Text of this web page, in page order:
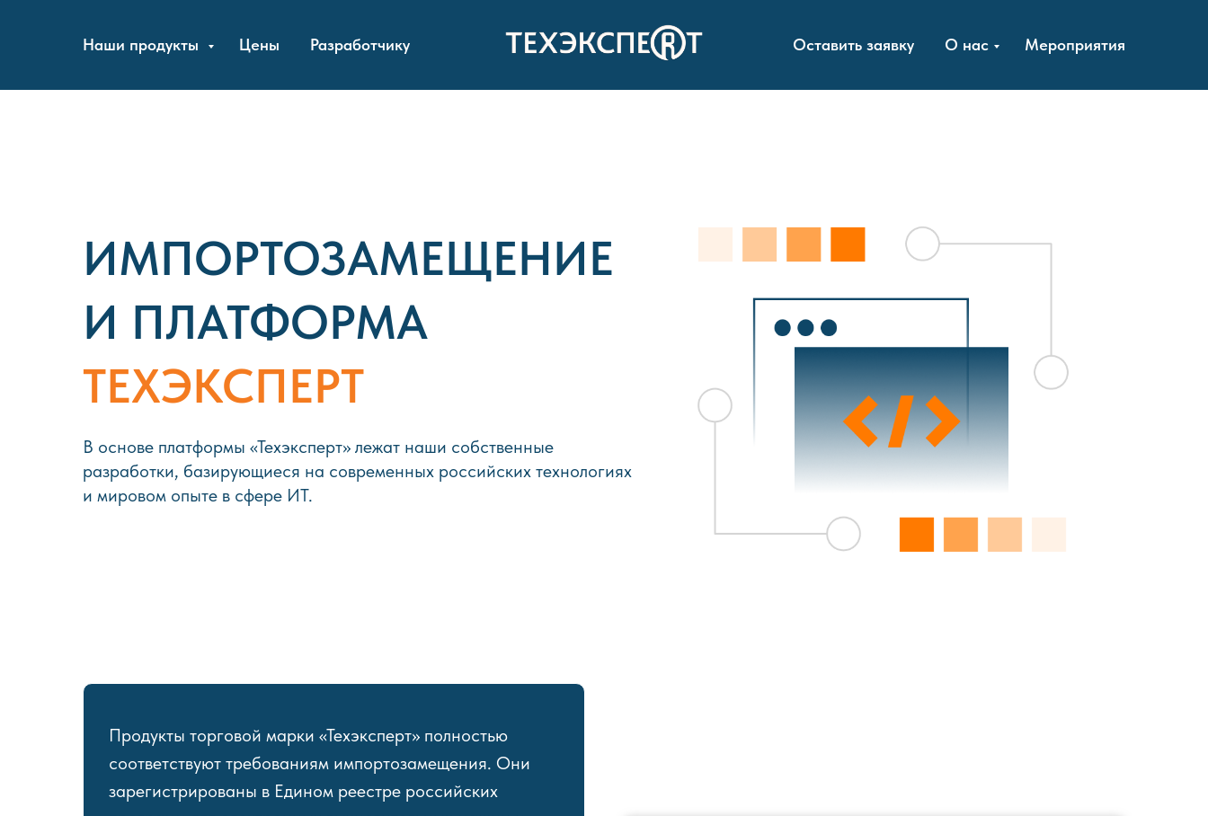
Наши продукты Цены Разработчику Оставить заявку О нас Мероприятия
ИМПОРТОЗАМЕЩЕНИЕ
И ПЛАТФОРМА
ТЕХЭКСПЕРТ
В основе платформы «Техэксперт» лежат наши собственные
разработки, базирующиеся на современных российских технологиях
и мировом опыте в сфере ИТ.
Продукты торговой марки «Техэксперт» полностью
соответствуют требованиям импортозамещения. Они
зарегистрированы в Едином реестре российских